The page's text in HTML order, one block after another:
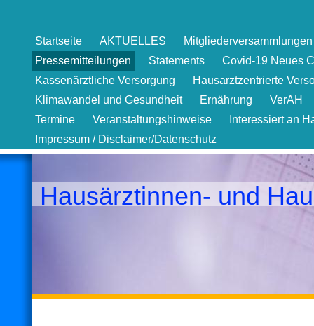
Startseite AKTUELLES
Pressemitteilungen
Statements
Covid-19 Neues
Kassenärztliche Versorgung
Hausarztzentrierte
Klimawandel und Gesundheit
Ernährung
VerAH
Termine
Veranstaltungshinweise
Interessiert an
Impressum / Disclaimer/Datenschutz
Hausärztinnen- und